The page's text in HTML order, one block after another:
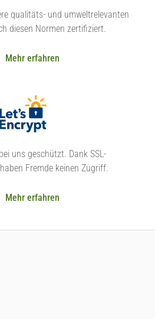
qualitäts- und umweltrelevanten
diesen Normen zertifiziert.
Mehr erfahren
uns geschützt. Dank SSL-
Fremde keinen Zugriff.
Mehr erfahren